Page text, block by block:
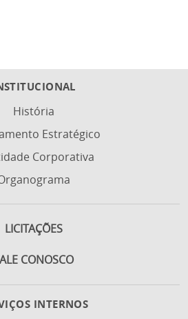
História
Estratégico
Corporativa
LICITAÇÕES
CONOSCO
INTERNOS